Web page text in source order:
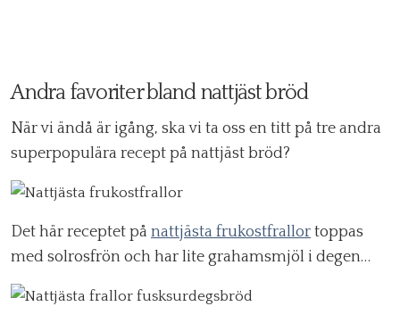
Andra favoriter bland nattjäst bröd
När vi ändå är igång, ska vi ta oss en titt på tre andra
superpopulära recept på nattjäst bröd?
Det här receptet på nattjästa frukostfrallor toppas
med solrosfrön och har lite grahamsmjöl i degen…